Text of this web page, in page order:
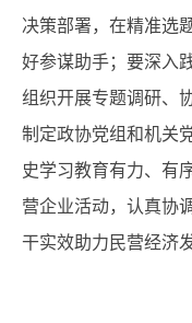
决策部署，在精准选
好参谋助手；要深入
组织开展专题调研、
制定政协党组和机关
史学习教育有力、有
营企业活动，认真协
干实效助力民营经济